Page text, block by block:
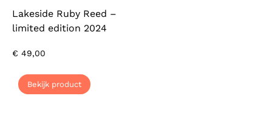
Lakeside Ruby Reed –
limited edition 2024
€ 49,00
Bekijk product